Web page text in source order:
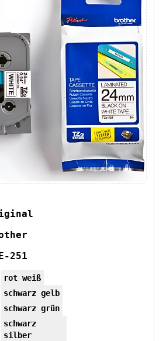
251
rot weiß
schwarz gelb
schwarz grün
schwarz
silber